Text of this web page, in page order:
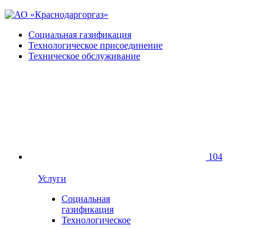
Социальная газификация
Технологическое присоединение
Техническое обслуживание
104
Услуги
Социальная
газификация
Технологическое